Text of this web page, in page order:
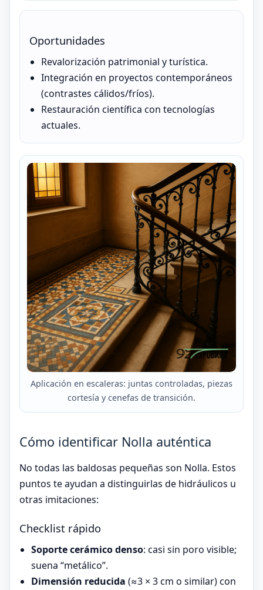
Oportunidades
Revalorización patrimonial y turística.
Integración en proyectos contemporáneos
(contrastes cálidos/fríos).
Restauración científica con tecnologías
actuales.
Aplicación en escaleras: juntas controladas, piezas
cortesía y cenefas de transición.
Cómo identificar Nolla auténtica
No todas las baldosas pequeñas son Nolla. Estos
puntos te ayudan a distinguirlas de hidráulicos u
otras imitaciones:
Checklist rápido
Soporte cerámico denso: casi sin poro visible;
suena “metálico”.
Dimensión reducida (≈3 × 3 cm o similar) con